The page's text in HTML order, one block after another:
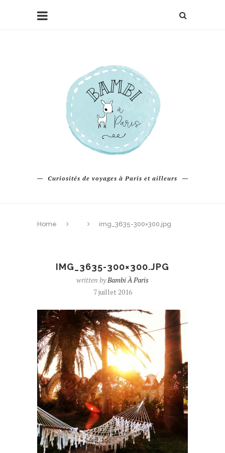
Curiosités de voyages à Paris et ailleurs
Home img_3635-300×300.jpg
IMG_3635-300×300.JPG
written byBambi À Paris
7 juillet 2016